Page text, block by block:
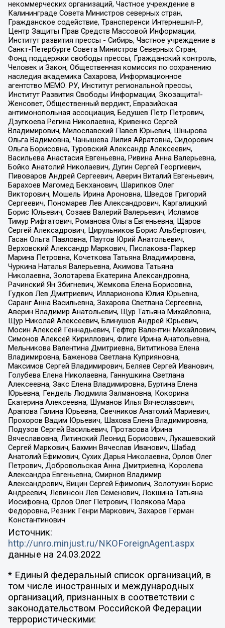
некоммерческих организаций, Частное учреждение в
Калининграде Совета Министров северных стран,
Гражданское содействие, Трансперенси Интернешнл-Р,
Центр Защиты Прав Средств Массовой Информации,
Институт развития прессы - Сибирь, Частное учреждение в
Санкт-Петербурге Совета Министров Северных Стран,
Фонд поддержки свободы прессы, Гражданский контроль,
Человек и Закон, Общественная комиссия по сохранению
наследия академика Сахарова, Информационное
агентство МЕМО. РУ, Институт региональной прессы,
Институт Развития Свободы Информации, Экозащита!-
Женсовет, Общественный вердикт, Евразийская
антимонопольная ассоциация, Бедушев Петр Петрович,
Дзугкоева Регина Николаевна, Кривенко Сергей
Владимирович, Милославский Павел Юрьевич, Шнырова
Ольга Вадимовна, Чанышева Лилия Айратовна, Сидорович
Ольга Борисовна, Туровский Александр Алексеевич,
Васильева Анастасия Евгеньевна, Ривина Анна Валерьевна,
Бойко Анатолий Николаевич, Дугин Сергей Георгиевич,
Пивоваров Андрей Сергеевич, Аверин Виталий Евгеньевич,
Барахоев Магомед Бекханович, Шарипков Олег
Викторович, Мошель Ирина Ароновна, Шведов Григорий
Сергеевич, Пономарев Лев Александрович, Каргалицкий
Борис Юльевич, Созаев Валерий Валерьевич, Исламов
Тимур Рифгатович, Романова Ольга Евгеньевна, Щаров
Сергей Алексадрович, Цирульников Борис Альбертович,
Гасан Ольга Павловна, Паутов Юрий Анатольевич,
Верховский Александр Маркович, Пислакова-Паркер
Марина Петровна, Кочеткова Татьяна Владимировна,
Чуркина Наталья Валерьевна, Акимова Татьяна
Николаевна, Золотарева Екатерина Александровна,
Рачинский Ян Збигневич, Жемкова Елена Борисовна,
Гудков Лев Дмитриевич, Илларионова Юлия Юрьевна,
Саранг Анна Васильевна, Захарова Светлана Сергеевна,
Аверин Владимир Анатольевич, Щур Татьяна Михайловна,
Щур Николай Алексеевич, Блинушов Андрей Юрьевич,
Мосин Алексей Геннадьевич, Гефтер Валентин Михайлович,
Симонов Алексей Кириллович, Флиге Ирина Анатольевна,
Мельникова Валентина Дмитриевна, Вититинова Елена
Владимировна, Баженова Светлана Куприяновна,
Максимов Сергей Владимирович, Беляев Сергей Иванович,
Голубева Елена Николаевна, Ганнушкина Светлана
Алексеевна, Закс Елена Владимировна, Буртина Елена
Юрьевна, Гендель Людмила Залмановна, Кокорина
Екатерина Алексеевна, Шуманов Илья Вячеславович,
Арапова Галина Юрьевна, Свечников Анатолий Мариевич,
Прохоров Вадим Юрьевич, Шахова Елена Владимировна,
Подузов Сергей Васильевич, Протасова Ирина
Вячеславовна, Литинский Леонид Борисович, Лукашевский
Сергей Маркович, Бахмин Вячеслав Иванович, Шабад
Анатолий Ефимович, Сухих Дарья Николаевна, Орлов Олег
Петрович, Добровольская Анна Дмитриевна, Королева
Александра Евгеньевна, Смирнов Владимир
Александрович, Вицин Сергей Ефимович, Золотухин Борис
Андреевич, Левинсон Лев Семенович, Локшина Татьяна
Иосифовна, Орлов Олег Петрович, Полякова Мара
Федоровна, Резник Генри Маркович, Захаров Герман
Константинович
Источник:
http://unro.minjust.ru/NKOForeignAgent.aspx
данные на 24.03.2022
* Единый федеральный список организаций, в
том числе иностранных и международных
организаций, признанных в соответствии с
законодательством Российской Федерации
террористическими: